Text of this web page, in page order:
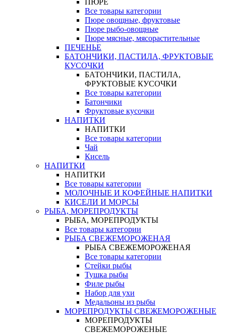
ПЮРЕ
Все товары категории
Пюре овощные, фруктовые
Пюре рыбо-овощные
Пюре мясные, мясорастительные
ПЕЧЕНЬЕ
БАТОНЧИКИ, ПАСТИЛА, ФРУКТОВЫЕ
КУСОЧКИ
БАТОНЧИКИ, ПАСТИЛА,
ФРУКТОВЫЕ КУСОЧКИ
Все товары категории
Батончики
Фруктовые кусочки
НАПИТКИ
НАПИТКИ
Все товары категории
Чай
Кисель
НАПИТКИ
НАПИТКИ
Все товары категории
МОЛОЧНЫЕ И КОФЕЙНЫЕ НАПИТКИ
КИСЕЛИ И МОРСЫ
РЫБА, МОРЕПРОДУКТЫ
РЫБА, МОРЕПРОДУКТЫ
Все товары категории
РЫБА СВЕЖЕМОРОЖЕНАЯ
РЫБА СВЕЖЕМОРОЖЕНАЯ
Все товары категории
Стейки рыбы
Тушка рыбы
Филе рыбы
Набор для ухи
Медальоны из рыбы
МОРЕПРОДУКТЫ СВЕЖЕМОРОЖЕНЫЕ
МОРЕПРОДУКТЫ
СВЕЖЕМОРОЖЕНЫЕ